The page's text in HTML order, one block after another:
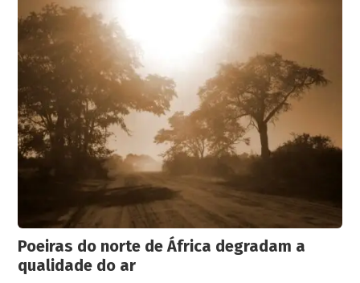
Poeiras do norte de África degradam a
qualidade do ar